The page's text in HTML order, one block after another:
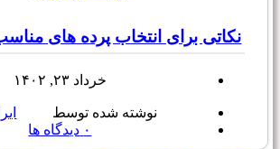
نکاتی برای انتخاب پرده های
خرداد ۲۳, ۱۴۰۲
نوشته شده توسط
۰ دیدگاه ها